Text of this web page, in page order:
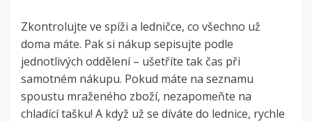
Zkontrolujte ve spíži a ledničce, co všechno už
doma máte. Pak si nákup sepisujte podle
jednotlivých oddělení – ušetříte tak čas při
samotném nákupu. Pokud máte na seznamu
spoustu mraženého zboží, nezapomeňte na
chladící tašku! A když už se díváte do lednice, rychle